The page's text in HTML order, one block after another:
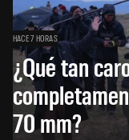
HACE 7 HORAS
¿Qué tan
70 mm?